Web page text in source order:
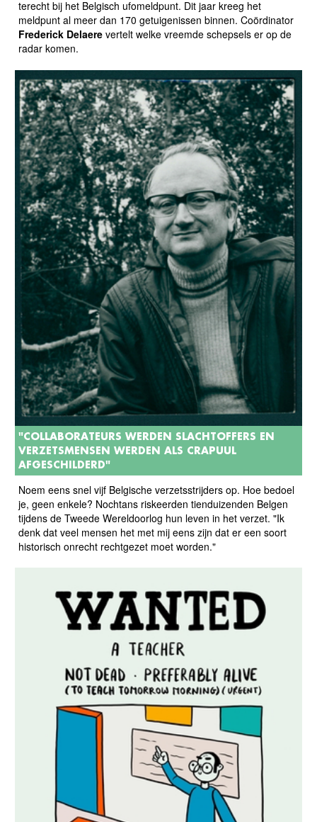
terecht bij het Belgisch ufomeldpunt. Dit jaar kreeg het
meldpunt al meer dan 170 getuigenissen binnen. Coördinator
Frederick Delaere vertelt welke vreemde schepsels er op de
radar komen.
"COLLABORATEURS WERDEN SLACHTOFFERS EN
VERZETSMENSEN WERDEN ALS CRAPUUL
AFGESCHILDERD"
Noem eens snel vijf Belgische verzetsstrijders op. Hoe bedoel
je, geen enkele? Nochtans riskeerden tienduizenden Belgen
tijdens de Tweede Wereldoorlog hun leven in het verzet. "Ik
denk dat veel mensen het met mij eens zijn dat er een soort
historisch onrecht rechtgezet moet worden."